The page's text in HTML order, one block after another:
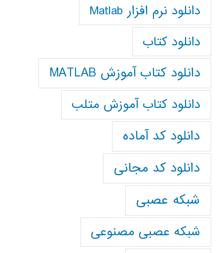
دانلود نرم افزار Matlab
دانلود کتاب
دانلود کتاب آموزش MATLAB
دانلود کتاب آموزش متلب
دانلود کد آماده
دانلود کد مجانی
شبکه عصبی
شبکه عصبی مصنوعی